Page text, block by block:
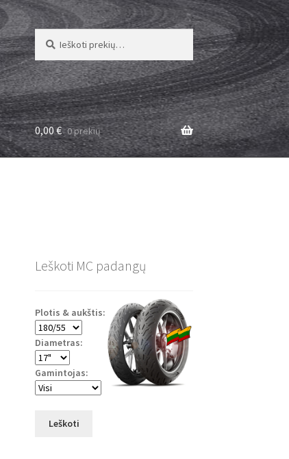
Ieškoti:
Ieškoti
0,00€ 0 prekių
Leškoti MC padangų
Plotis & aukštis:
Diametras:
Gamintojas:
Leškoti